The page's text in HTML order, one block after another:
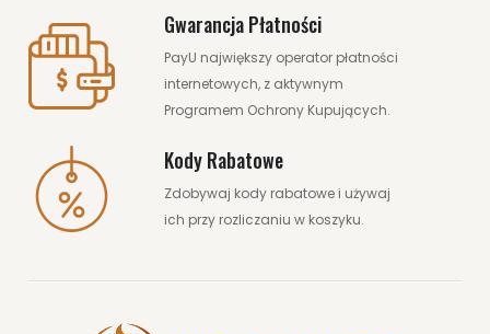
Gwarancja Płatności
PayU największy operator płatności
internetowych, z aktywnym
Programem Ochrony Kupujących.
Kody Rabatowe
Zdobywaj kody rabatowe i używaj
ich przy rozliczaniu w koszyku.